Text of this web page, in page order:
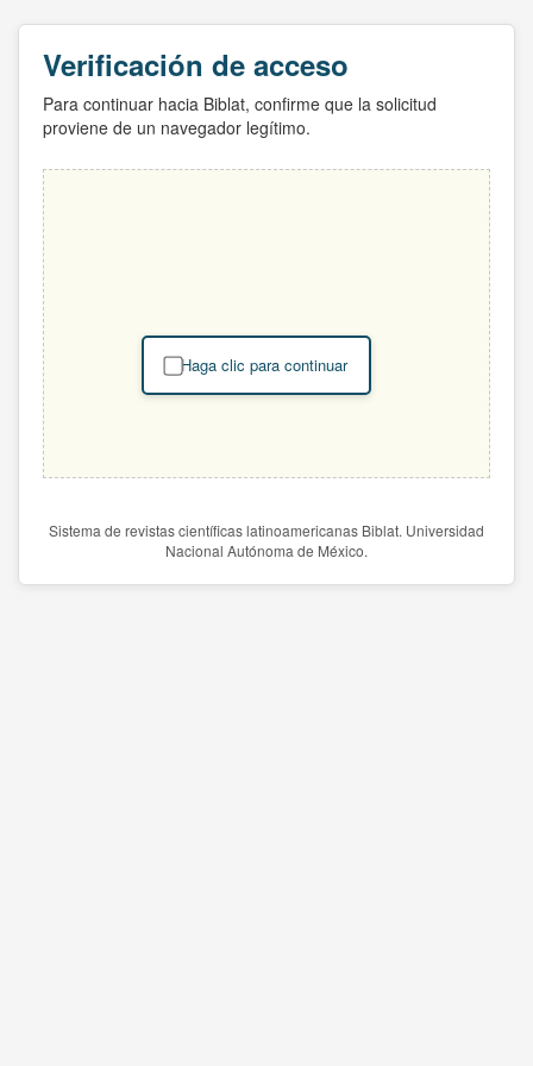
Verificación de acceso
Para continuar hacia Biblat, confirme que la solicitud
proviene de un navegador legítimo.
Haga clic para continuar
Sistema de revistas científicas latinoamericanas Biblat. Universidad
Nacional Autónoma de México.